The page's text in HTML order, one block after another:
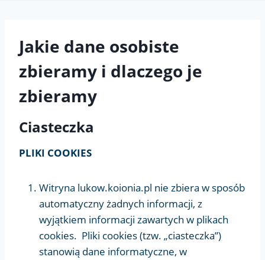
Jakie dane osobiste
zbieramy i dlaczego je
zbieramy
Ciasteczka
PLIKI COOKIES
Witryna lukow.koionia.pl nie zbiera w sposób
automatyczny żadnych informacji, z
wyjątkiem informacji zawartych w plikach
cookies. Pliki cookies (tzw. „ciasteczka”)
stanowią dane informatyczne, w